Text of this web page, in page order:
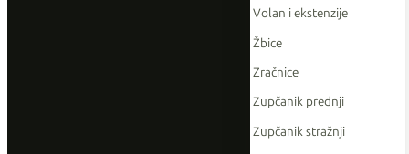
Volan i ekstenzije
Žbice
Zračnice
Zupčanik prednji
Zupčanik stražnji